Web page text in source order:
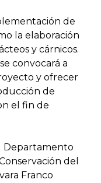
de
la elaboración
y cárnicos.
convocará a
y ofrecer
de
el fin de
Departamento
del
Franco